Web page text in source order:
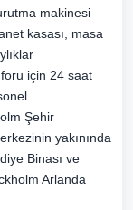
makinesi
kasası, masa
için 24 saat
Şehir
yakınında
Binası ve
Arlanda